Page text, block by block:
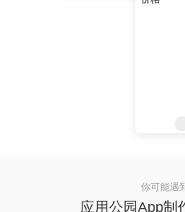
你可能遇
应用公园App制